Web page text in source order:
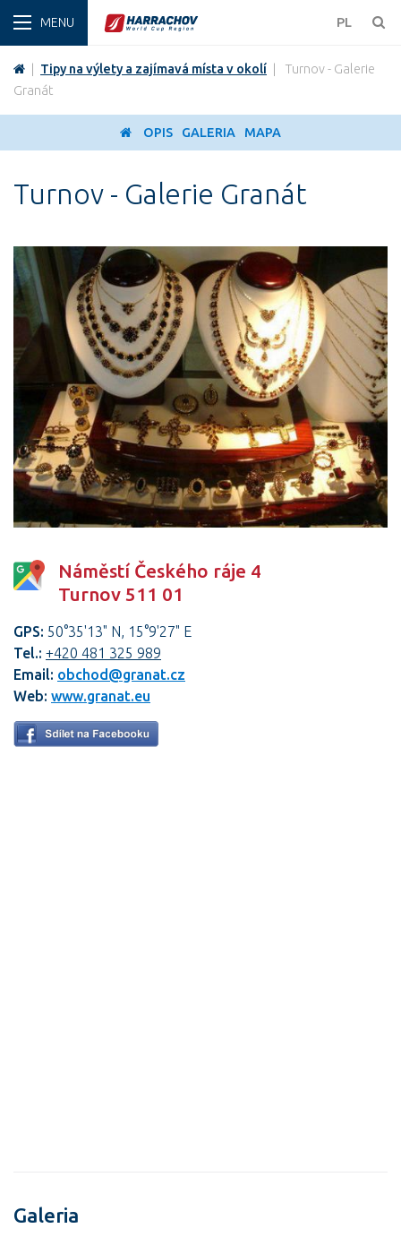
PL
ZIMA
Tipy na výlety a zajímavá místa v okolí
Turnov - Galerie
Granát
OPIS GALERIA MAPA
Turnov - Galerie Granát
Náměstí Českého ráje 4
Turnov 511 01
GPS: 50°35'13" N, 15°9'27" E
Tel.: +420 481 325 989
Email: obchod@granat.cz
Web: www.granat.eu
Galeria